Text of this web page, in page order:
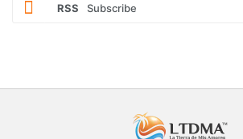
RSS Subscribe